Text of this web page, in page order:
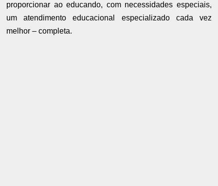
proporcionar ao educando, com necessidades especiais,
um atendimento educacional especializado cada vez
melhor – completa.